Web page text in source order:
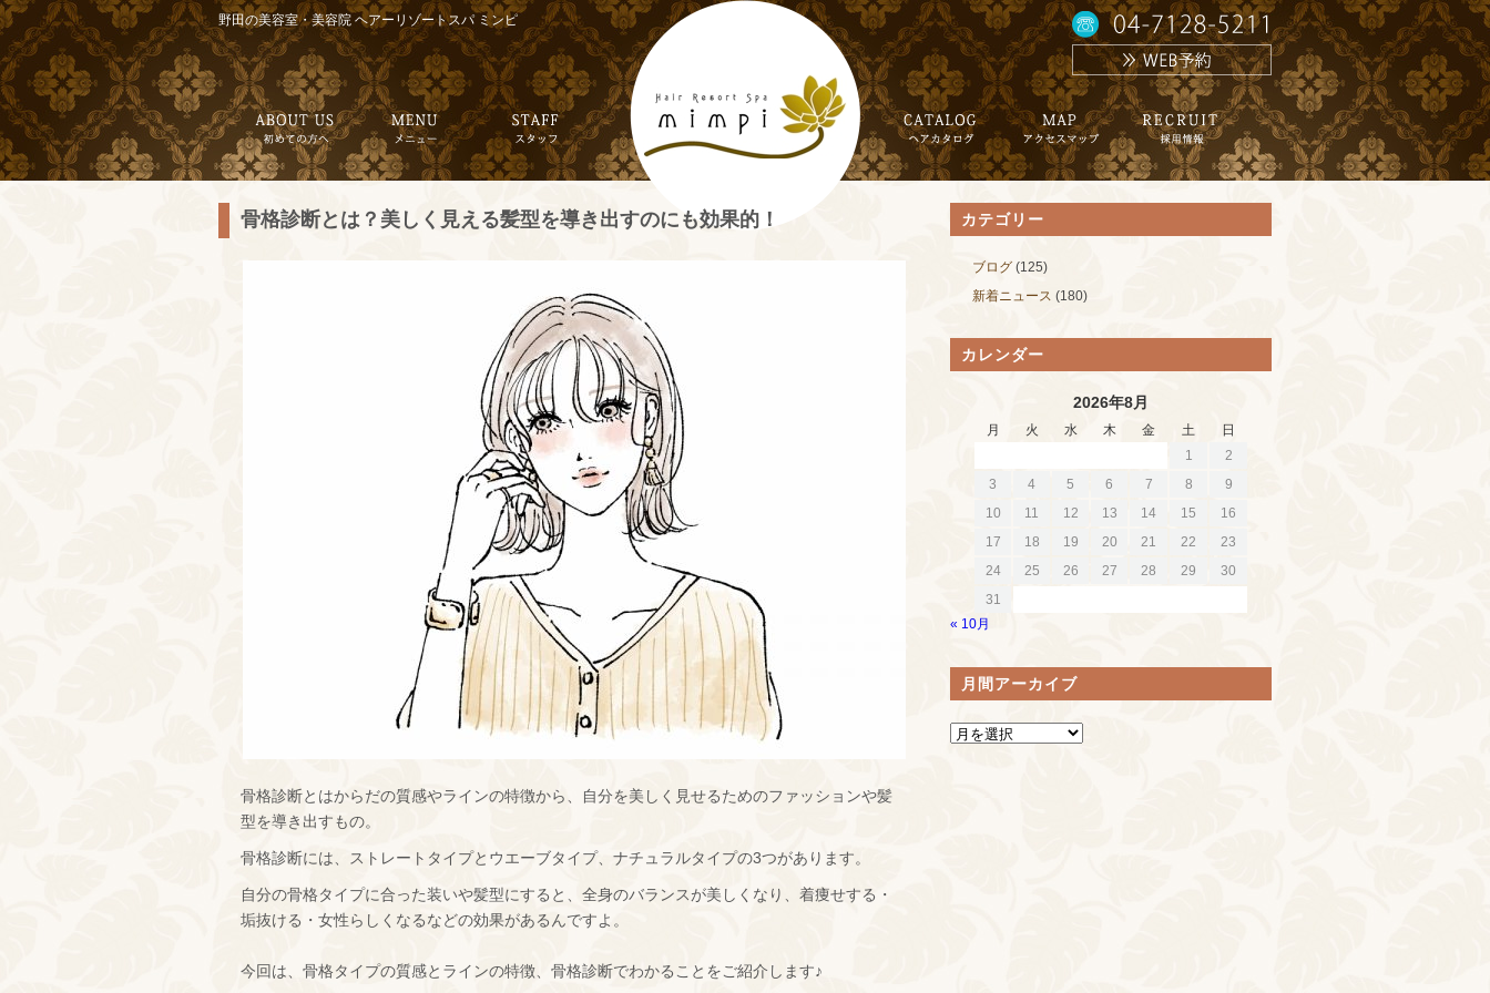
野田の美容室・美容院 ヘアーリゾートスパ ミンピ
骨格診断とは？美しく見える髪型を導き出すのにも効果的！
骨格診断とはからだの質感やラインの特徴から、自分を美しく見せるためのファッションや髪
型を導き出すもの。
骨格診断には、ストレートタイプとウエーブタイプ、ナチュラルタイプの3つがあります。
自分の骨格タイプに合った装いや髪型にすると、全身のバランスが美しくなり、着痩せする・
垢抜ける・女性らしくなるなどの効果があるんですよ。
今回は、骨格タイプの質感とラインの特徴、骨格診断でわかることをご紹介します♪
カテゴリー
ブログ (125)
新着ニュース (180)
カレンダー
2026年8月
月 火 水 木 金 土
日
1
2
3
4 5 6 7 8
9
10
11 12 13 14 15
16
17
18 19 20 21 22
23
24
25 26 27 28 29
30
31
« 10月
月間アーカイブ